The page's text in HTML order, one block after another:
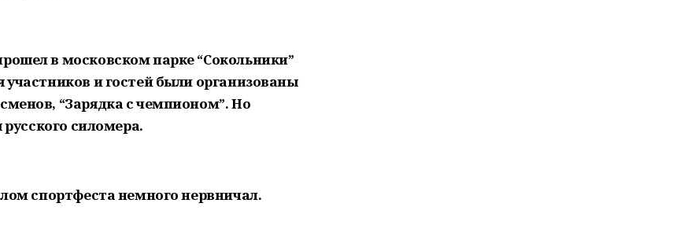
в московском парке “Сокольники”
и гостей были организованы
“Зарядка с чемпионом”. Но
силомера.
спортфеста немного нервничал.